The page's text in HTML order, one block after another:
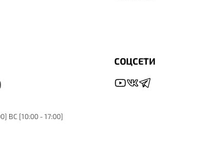
ВС [10:00 - 17:00]
СОЦСЕТИ